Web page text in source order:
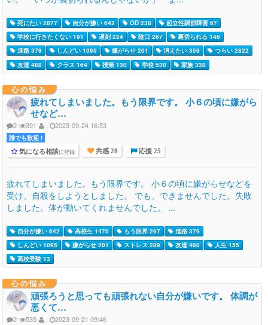
死にたい 2877 自分が嫌い 642 OD 238
起立性調節障害 67
学校に行きたくない 191
遅刻 224 陰口 267
裏切られる 146
進路 379
しんどい 1095 嫌がらせ 201 消えたい 359
つらい 2822
友達 488
クラス 164 授業 130 学校 530 家族 338
心の悩み
疲れてしまいました。もう限界です。 小６の頃に嫌がら
せなど…
2 391 . 2023-09-24 16:53
誰でも歓迎 !
気になる相談に登録 共感 28 応援 25
疲れてしまいました。もう限界です。 小６の頃に嫌がらせなどを
受け、自殺をしようとしました。 でも、できませんでした。失敗
しました。体が動いてくれませんでした。 ...
自分が嫌い 642 高校生 1470 もう限界 297
進路 379
しんどい 1095
嫌がらせ 201 ストレス 289 友達 488
人生 155
高校受験 13
心の悩み
頑張ろうと思っても頑張れない自分が嫌いです。 体調が
悪くて…
2 535 . 2023-09-21 09:46